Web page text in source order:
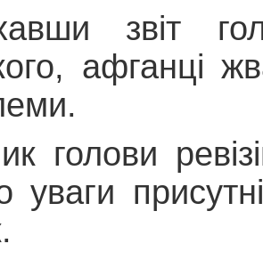
звіт
афганці
голови
уваги